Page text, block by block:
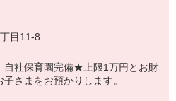
目11-8
自社保育園完備★上限1万円とお財
さまをお預かりします。